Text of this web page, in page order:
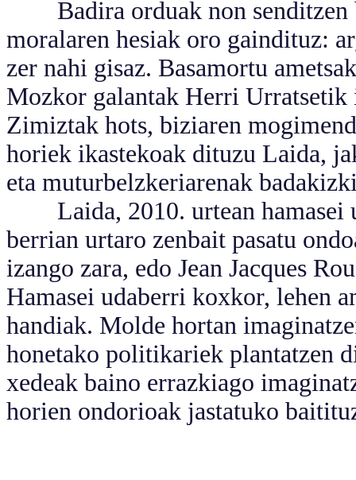
Badira orduak non senditzen
moralaren hesiak oro gaindituz:
zer nahi gisaz. Basamortu
Mozkor galantak Herri
Zimiztak hots, biziaren
horiek ikastekoak dituzu Laida,
eta muturbelzkeriarenak
Laida, 2010. urtean hamasei
berrian urtaro zenbait pasatu
izango zara, edo Jean Jacques
Hamasei udaberri koxkor, lehen
handiak. Molde hortan
honetako politikariek plantatzen
xedeak baino errazkiago
horien ondorioak jastatuko